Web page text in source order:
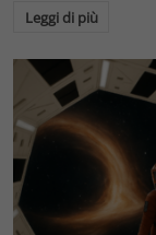
Leggi di più